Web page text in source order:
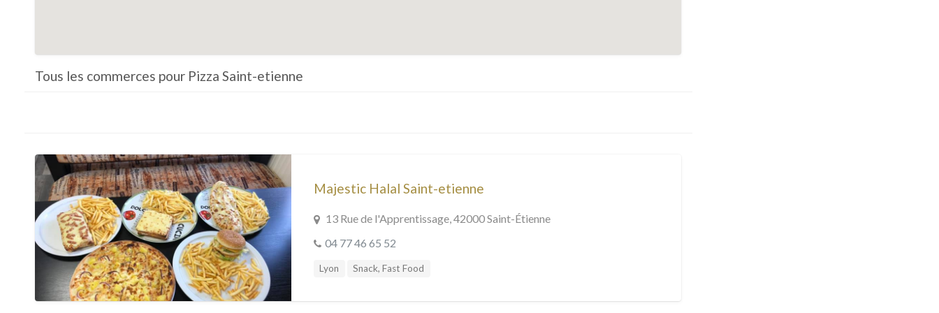
Tous les commerces pour Pizza Saint-etienne
Majestic Halal Saint-etienne
13 Rue de l'Apprentissage, 42000 Saint-Étienne
04 77 46 65 52
Lyon Snack, Fast Food